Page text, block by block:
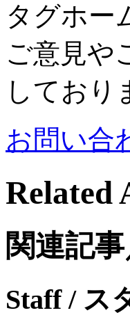
タグホー
ご意見や
しており
お問い合
Related
関連記
Staff/ ス